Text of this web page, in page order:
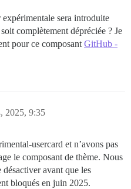
sera introduite
complètement dépréciée ? Je
pour ce composant GitHub -
2025, 9:35
usercard et n’avons pas
le composant de thème. Nous
avant que les
bloqués en juin 2025.